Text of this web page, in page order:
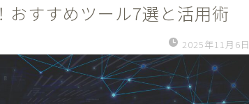
おすすめツール7選と活用術
2025年11月6日